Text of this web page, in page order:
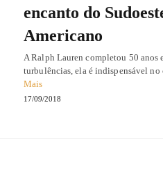
encanto do
Americano
A Ralph Lauren completou 50 anos
turbulências, ela é indispensável
Mais
17/09/2018